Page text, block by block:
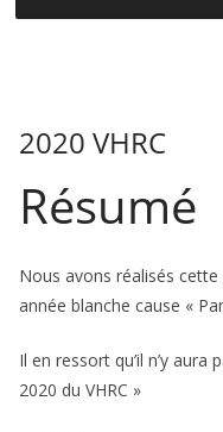
2020 VHRC
Résumé
Nous avons réalisés
année blanche cause «
Il en ressort qu’il n’y
2020 du VHRC »